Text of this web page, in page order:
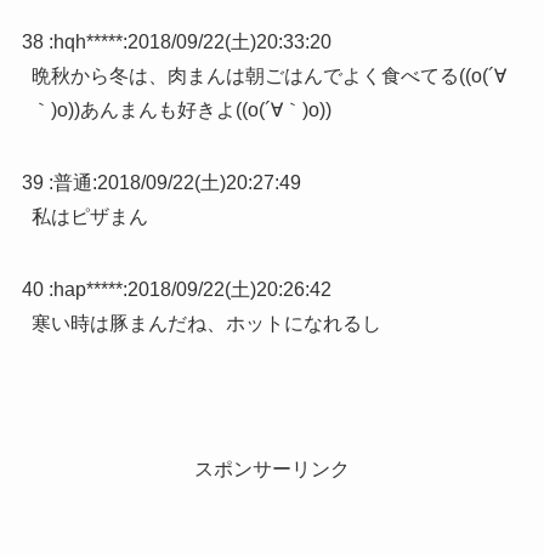
38 :hqh*****:2018/09/22(土)20:33:20
晩秋から冬は、肉まんは朝ごはんでよく食べてる((o(´∀
｀)o))あんまんも好きよ((o(´∀｀)o))
39 :普通:2018/09/22(土)20:27:49
私はピザまん
40 :hap*****:2018/09/22(土)20:26:42
寒い時は豚まんだね、ホットになれるし
スポンサーリンク